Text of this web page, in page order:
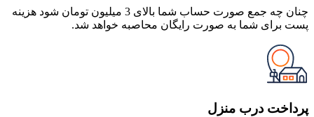
چنان چه جمع صورت حساب شما بالای 3 میلیون تومان شود هزینه
پست برای شما به صورت رایگان محاصبه خواهد شد.
پرداخت درب منزل